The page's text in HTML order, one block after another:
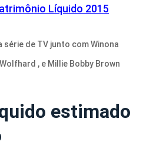
Líquido 2015
série de TV junto com Winona
Wolfhard , e Millie Bobby Brown
estimado